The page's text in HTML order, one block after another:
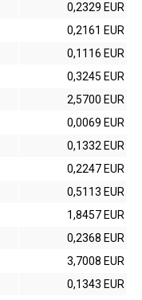
0,2329 EUR
0,2161 EUR
0,1116 EUR
0,3245 EUR
2,5700 EUR
0,0069 EUR
0,1332 EUR
0,2247 EUR
0,5113 EUR
1,8457 EUR
0,2368 EUR
3,7008 EUR
0,1343 EUR